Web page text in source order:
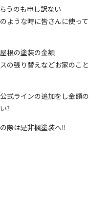
うのも申し訳ない
ような時に皆さんに使って
根の塗装の金額
の張り替えなどお家のこと
式ラインの追加をし金額の
?
際は是非楓塗装へ‼︎